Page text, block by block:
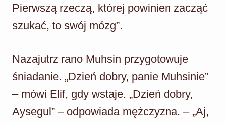
Pierwszą rzeczą, której powinien zacząć
szukać, to swój mózg”.
Nazajutrz rano Muhsin przygotowuje
śniadanie. „Dzień dobry, panie Muhsinie”
– mówi Elif, gdy wstaje. „Dzień dobry,
Aysegul” – odpowiada mężczyzna. – „Aj,